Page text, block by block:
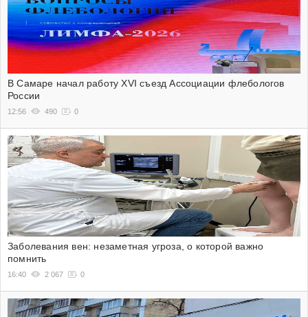
В Самаре начал работу XVI съезд Ассоциации флебологов
России
12:56 490 0
Заболевания вен: незаметная угроза, о которой важно
помнить
16:40 2 067 0